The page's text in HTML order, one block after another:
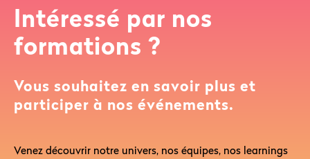
Intéressé par nos
formations ?
Vous souhaitez en savoir plus et
participer à nos événements.
Venez découvrir notre univers, nos équipes, nos learnings